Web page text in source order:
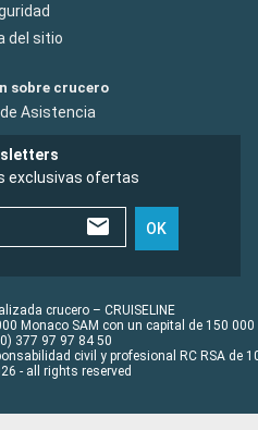
del sitio
sobre crucero
Asistencia
exclusivas ofertas
OK
crucero – CRUISELINE
Monaco SAM con un capital de 150 000
377 97 97 84 50
civil y profesional RC RSA de
- all rights reserved